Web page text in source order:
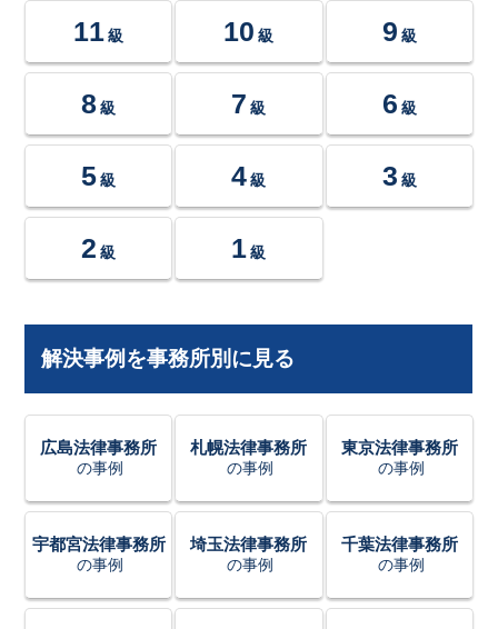
11 級 10 級 9 級
8 級 7 級 6 級
5 級 4 級 3 級
2 級 1 級
解決事例を事務所別に見る
広島法律事務所
の事例
札幌法律事務所
の事例
東京法律事務所
の事例
宇都宮法律事務所
の事例
埼玉法律事務所
の事例
千葉法律事務所
の事例